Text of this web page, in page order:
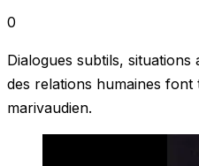
0
Dialogues subtils, situations
des relations humaines
marivaudien.